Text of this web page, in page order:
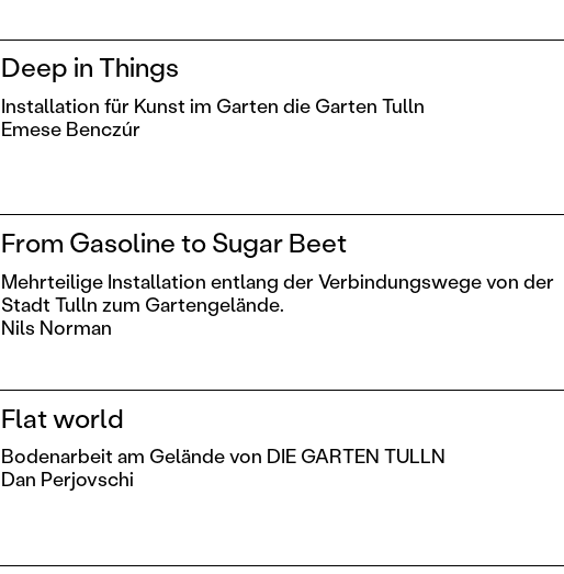
Deep in Things
Installation für Kunst im Garten die Garten Tulln
Emese Benczúr
From Gasoline to Sugar Beet
Mehrteilige Installation entlang der Verbindungswege von der
Stadt Tulln zum Gartengelände.
Nils Norman
Flat world
Bodenarbeit am Gelände von DIE GARTEN TULLN
Dan Perjovschi